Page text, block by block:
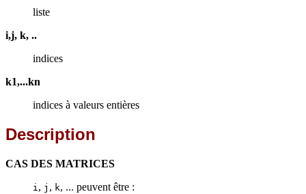
liste
i,j, k, ..
indices
k1,...kn
indices à valeurs entières
Description
CAS DES MATRICES
i, j , k, ... peuvent être :